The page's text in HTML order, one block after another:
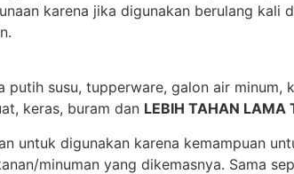
karena jika digunakan berulang kali
putih susu, tupperware, galon air
keras, buram dan LEBIH TAHAN LAMA
untuk digunakan karena kemampuan
minuman yang dikemasnya. Sama